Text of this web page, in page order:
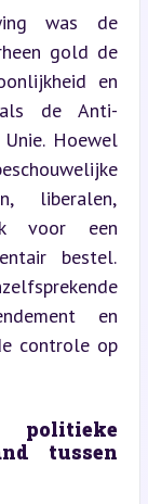
was de
gold de
en
de Anti-
Hoewel
liberalen,
voor een
bestel.
en
controle op
tussen